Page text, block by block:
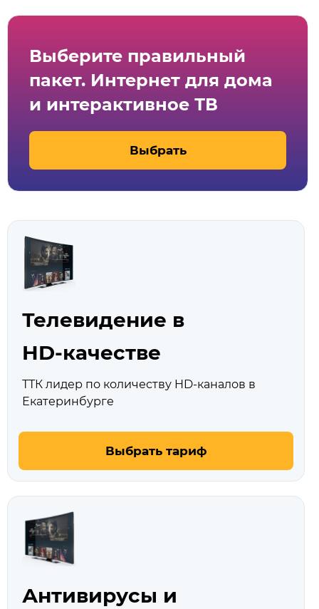
Выберите правильный
пакет. Интернет для дома
и интерактивное ТВ
Выбрать
Телевидение в
HD‑качестве
ТТК лидер по количеству HD‑каналов в
Екатеринбурге
Выбрать тариф
Антивирусы и